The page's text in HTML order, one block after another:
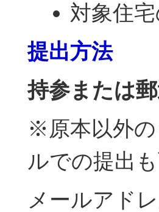
対象住
提出方法
持参または
※原本以外
ルでの提出も
メールアドレ